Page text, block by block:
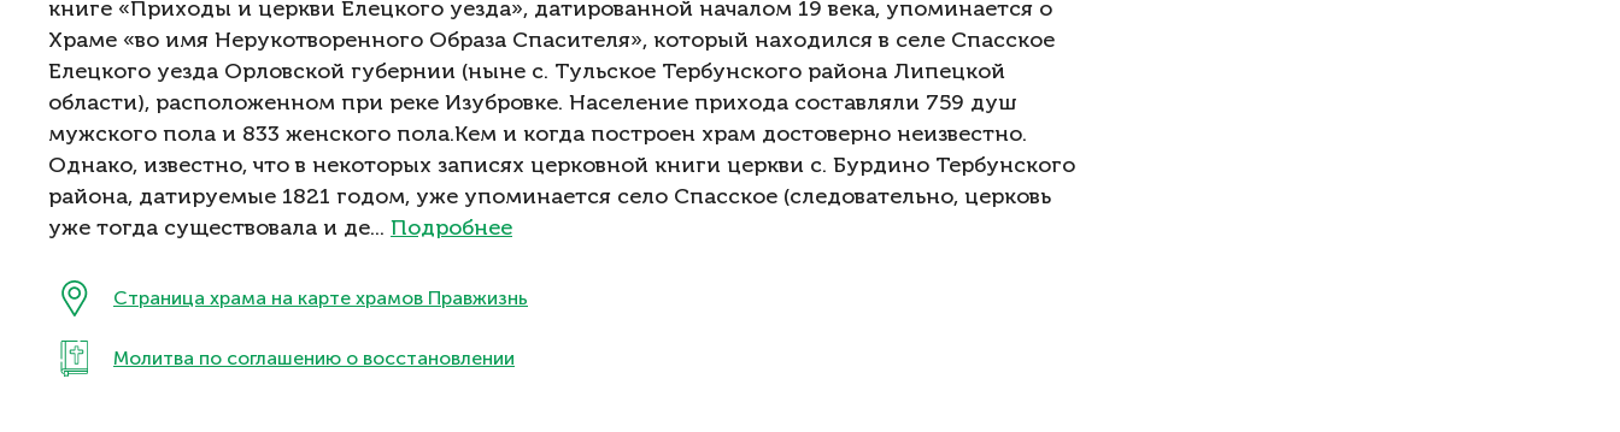
книге «Приходы и церкви Елецкого уезда», датированной началом 19 века, упоминается о
Храме «во имя Нерукотворенного Образа Спасителя», который находился в селе Спасское
Елецкого уезда Орловской губернии (ныне с. Тульское Тербунского района Липецкой
области), расположенном при реке Изубровке. Население прихода составляли 759 душ
мужского пола и 833 женского пола.Кем и когда построен храм достоверно неизвестно.
Однако, известно, что в некоторых записях церковной книги церкви с. Бурдино Тербунского
района, датируемые 1821 годом, уже упоминается село Спасское (следовательно, церковь
уже тогда существовала и де... Подробнее
Страница храма на карте храмов Правжизнь
Молитва по соглашению о восстановлении